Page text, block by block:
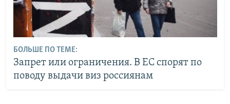
БОЛЬШЕ ПО ТЕМЕ:
Запрет или ограничения. В ЕС спорят по
поводу выдачи виз россиянам